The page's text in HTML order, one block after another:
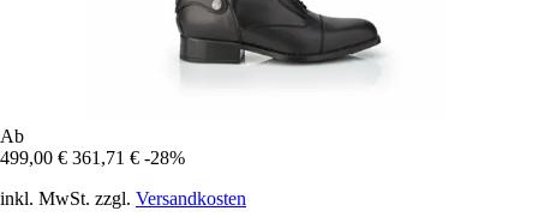
Ab
499,00 € 361,71 € -28%
inkl. MwSt. zzgl. Versandkosten